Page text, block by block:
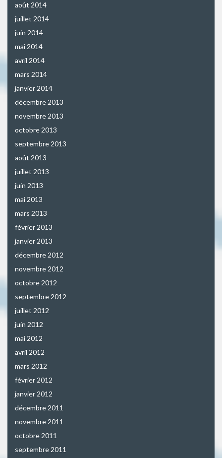
août 2014
juillet 2014
juin 2014
mai 2014
avril 2014
mars 2014
janvier 2014
décembre 2013
novembre 2013
octobre 2013
septembre 2013
août 2013
juillet 2013
juin 2013
mai 2013
mars 2013
février 2013
janvier 2013
décembre 2012
novembre 2012
octobre 2012
septembre 2012
juillet 2012
juin 2012
mai 2012
avril 2012
mars 2012
février 2012
janvier 2012
décembre 2011
novembre 2011
octobre 2011
septembre 2011